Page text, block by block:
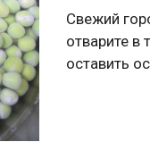
Свежий
отварите в
оставить